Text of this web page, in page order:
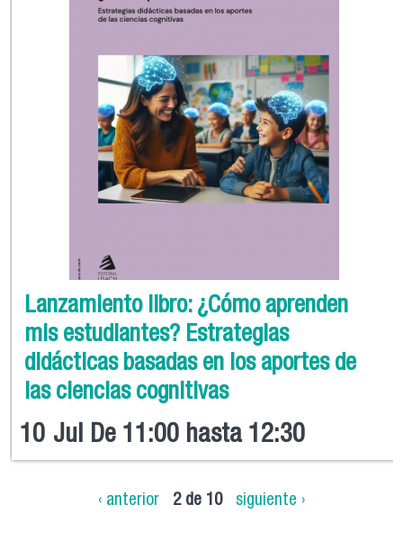
Lanzamiento libro: ¿Cómo aprenden
mis estudiantes? Estrategias
didácticas basadas en los aportes de
las ciencias cognitivas
10 Jul De 11:00 hasta 12:30
‹ anterior 2 de 10 siguiente ›